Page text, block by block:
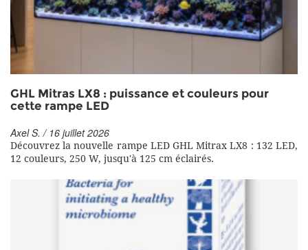
GHL Mitras LX8 : puissance et couleurs pour
cette rampe LED
Axel S. / 16 juillet 2026
Découvrez la nouvelle rampe LED GHL Mitrax LX8 : 132 LED,
12 couleurs, 250 W, jusqu'à 125 cm éclairés.